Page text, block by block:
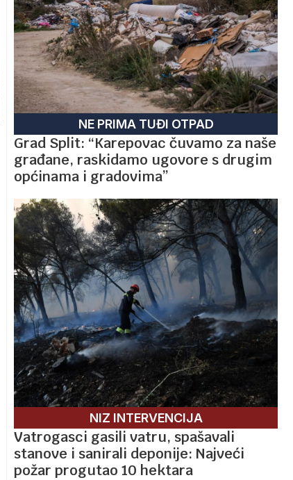
NE PRIMA TUĐI OTPAD
Grad Split: “Karepovac čuvamo za naše
građane, raskidamo ugovore s drugim
općinama i gradovima”
NIZ INTERVENCIJA
Vatrogasci gasili vatru, spašavali
stanove i sanirali deponije: Najveći
požar progutao 10 hektara